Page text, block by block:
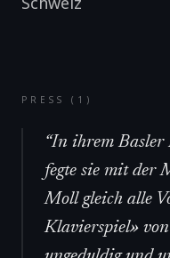
PRESS ( 1 )
“In ihrem Basler
fegte sie mit der
Moll gleich alle
Klavierspiel»